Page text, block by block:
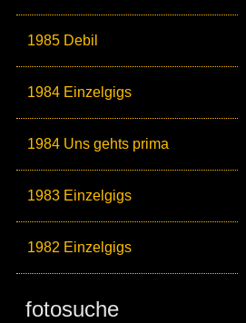
1985 Debil
1984 Einzelgigs
1984 Uns gehts prima
1983 Einzelgigs
1982 Einzelgigs
fotosuche